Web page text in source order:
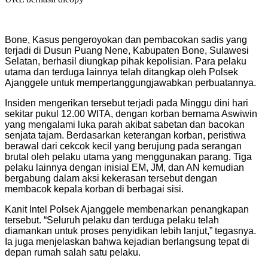
Bone, Kasus pengeroyokan dan pembacokan sadis yang
terjadi di Dusun Puang Nene, Kabupaten Bone, Sulawesi
Selatan, berhasil diungkap pihak kepolisian. Para pelaku
utama dan terduga lainnya telah ditangkap oleh Polsek
Ajanggele untuk mempertanggungjawabkan perbuatannya.
Insiden mengerikan tersebut terjadi pada Minggu dini hari
sekitar pukul 12.00 WITA, dengan korban bernama Aswiwin
yang mengalami luka parah akibat sabetan dan bacokan
senjata tajam. Berdasarkan keterangan korban, peristiwa
berawal dari cekcok kecil yang berujung pada serangan
brutal oleh pelaku utama yang menggunakan parang. Tiga
pelaku lainnya dengan inisial EM, JM, dan AN kemudian
bergabung dalam aksi kekerasan tersebut dengan
membacok kepala korban di berbagai sisi.
Kanit Intel Polsek Ajanggele membenarkan penangkapan
tersebut. “Seluruh pelaku dan terduga pelaku telah
diamankan untuk proses penyidikan lebih lanjut,” tegasnya.
Ia juga menjelaskan bahwa kejadian berlangsung tepat di
depan rumah salah satu pelaku.